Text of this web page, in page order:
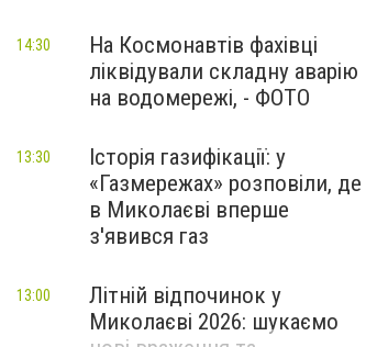
На Космонавтів фахівці
ліквідували складну аварію
на водомережі, - ФОТО
14:30
Історія газифікації: у
«Газмережах» розповіли, де
в Миколаєві вперше
з'явився газ
13:30
Літній відпочинок у
Миколаєві 2026: шукаємо
13:00